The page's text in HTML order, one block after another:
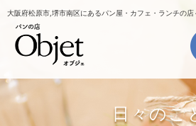
大阪府松原市,堺市南区にあるパン屋・カフェ・ランチの店
日々のこ